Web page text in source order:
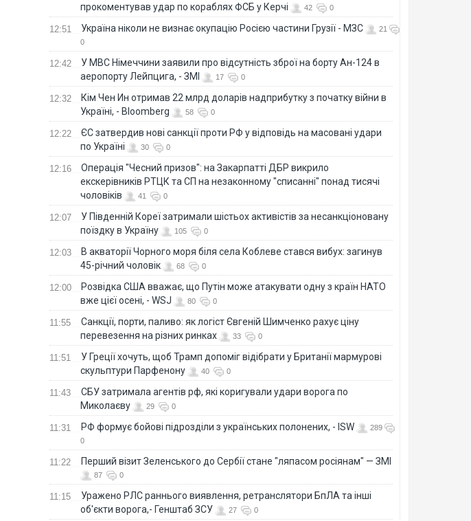
прокоментував удар по кораблях ФСБ у Керчі
42 0
12:51 Україна ніколи не визнає окупацію Росією частини Грузії - МЗС
21
0
12:42
У МВС Німеччини заявили про відсутність зброї на борту Ан-124 в
аеропорту Лейпцига, - ЗМІ
17 0
12:32
Кім Чен Ин отримав 22 млрд доларів надприбутку з початку війни в
Україні, - Bloomberg
58 0
12:22
ЄС затвердив нові санкції проти РФ у відповідь на масовані удари
по Україні
30 0
12:16
Операція "Чесний призов": на Закарпатті ДБР викрило
екскерівників РТЦК та СП на незаконному "списанні" понад тисячі
чоловіків
41 0
12:07
У Південній Кореї затримали шістьох активістів за несанкціоновану
поїздку в Україну
105 0
12:03
В акваторії Чорного моря біля села Коблеве стався вибух: загинув
45-річний чоловік
68 0
12:00
Розвідка США вважає, що Путін може атакувати одну з країн НАТО
вже цієї осені, - WSJ
80 0
11:55
Санкції, порти, паливо: як логіст Євгеній Шимченко рахує ціну
перевезення на різних ринках
33 0
11:51
У Греції хочуть, щоб Трамп допоміг відібрати у Британії мармурові
скульптури Парфенону
40 0
11:43
СБУ затримала агентів рф, які коригували удари ворога по
Миколаєву
29 0
11:31 РФ формує бойові підрозділи з українських полонених, - ISW
289
0
11:22 Перший візит Зеленського до Сербії стане "ляпасом росіянам" — ЗМІ
87 0
11:15
Уражено РЛС раннього виявлення, ретранслятори БпЛА та інші
об'єкти ворога,- Генштаб ЗСУ
27 0